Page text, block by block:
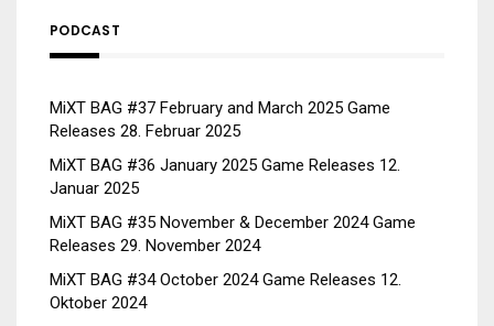
PODCAST
MiXT BAG #37 February and March 2025 Game
Releases 28. Februar 2025
MiXT BAG #36 January 2025 Game Releases 12.
Januar 2025
MiXT BAG #35 November & December 2024 Game
Releases 29. November 2024
MiXT BAG #34 October 2024 Game Releases 12.
Oktober 2024